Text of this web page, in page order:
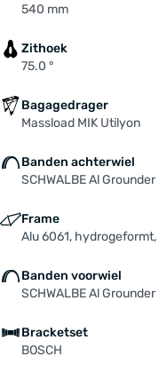
540 mm
Zithoek
75.0 °
Bagagedrager
Massload MIK Utilyon
Banden achterwiel
SCHWALBE Al
Frame
Alu 6061,
Banden voorwiel
SCHWALBE Al
Bracketset
BOSCH